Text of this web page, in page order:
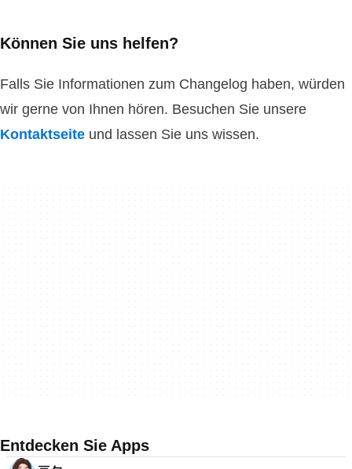
Können Sie uns helfen?
Falls Sie Informationen zum Changelog haben, würden
wir gerne von Ihnen hören. Besuchen Sie unsere
Kontaktseite und lassen Sie uns wissen.
Entdecken Sie Apps